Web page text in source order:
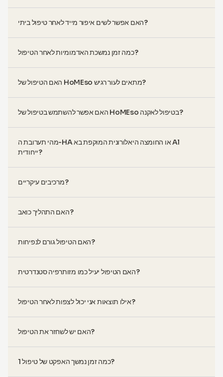
האם אפשר לשים איפור מייד לאחר טיפול ביתי?
כמה זמן נמשכת האדמומיות לאחר הטיפול?
האם הטיפול של HoMEso מתאים לעור רגיש?
האם אפשר להשתמש בטיפול של HoMEso בטיפול לאקנה?
מהי תערובת ה-HA או החומצה היאלורונית המוקפת בא Al
ייחודית?
מרכיבים עיקריים?
האם התהליך כואב?
האם הטיפול גורם לנפיחות?
האם הטיפול יעיל כמו מזותרפיה סטנדרטית?
אילו תוצאות אני יכול לצפות לאחר הטיפול?
האם יש לשחזר את הטיפול?
כמה זמן נמשך האפקט של טיפול 1?